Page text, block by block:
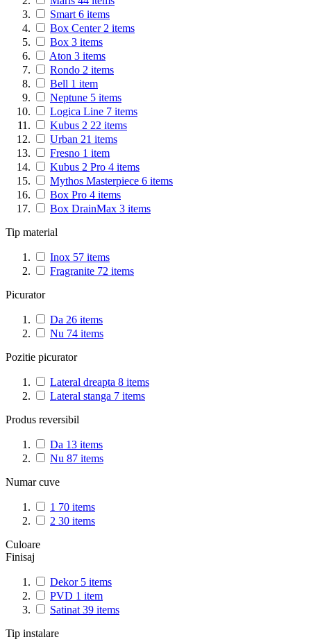
Smart 6 items
Box Center 2 items
Box 3 items
Aton 3 items
Rondo 2 items
Bell 1 item
Neptune 5 items
Logica Line 7 items
Kubus 2 22 items
Urban 21 items
Fresno 1 item
Kubus 2 Pro 4 items
Mythos Masterpiece 6 items
Box Pro 4 items
Box DrainMax 3 items
Tip material
Inox 57 items
Fragranite 72 items
Picurator
Da 26 items
Nu 74 items
Pozitie picurator
Lateral dreapta 8 items
Lateral stanga 7 items
Produs reversibil
Da 13 items
Nu 87 items
Numar cuve
1 70 items
2 30 items
Culoare
Finisaj
Dekor 5 items
PVD 1 item
Satinat 39 items
Tip instalare